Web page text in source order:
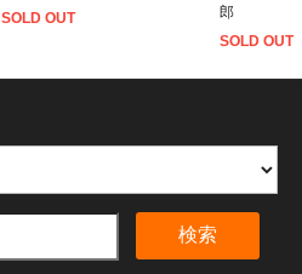
SOLD OUT
郎
SOLD OUT
検索